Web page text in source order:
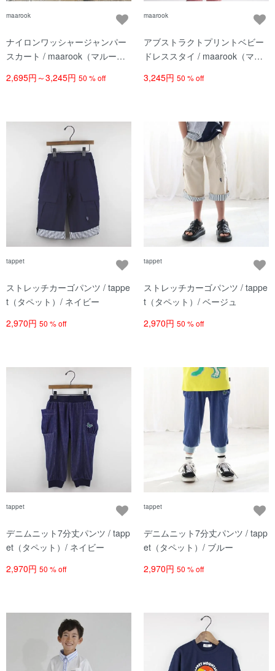
maarook
ナイロンワッシャージャンパー
スカート / maarook（マルー
2,695円～3,245円 50 % off
maarook
アブストラクトプリントベビー
ドレススタイ / maarook（マル
3,245円 50 % off
tappet
ストレッチカーゴパンツ / tappe
t（タペット）/ ネイビー
2,970円 50 % off
tappet
ストレッチカーゴパンツ / tappe
t（タペット）/ ベージュ
2,970円 50 % off
tappet
デニムニット7分丈パンツ / tapp
et（タペット）/ ネイビー
2,970円 50 % off
tappet
デニムニット7分丈パンツ / tapp
et（タペット）/ ブルー
2,970円 50 % off